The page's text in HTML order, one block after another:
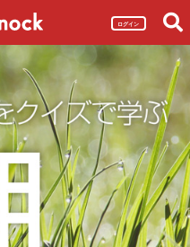
ログイン